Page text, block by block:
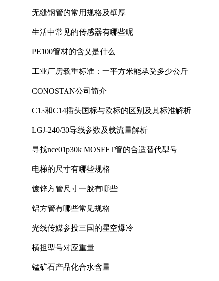
无缝钢管的常用规格及壁厚
生活中常见的传感器有哪些呢
PE100管材的含义是什么
工业厂房载重标准：一平方米能承受多少公斤
CONOSTAN公司简介
C13和C14插头国标与欧标的区别及其标准解析
LGJ-240/30导线参数及载流量解析
寻找nce01p30k MOSFET管的合适替代型号
电梯的尺寸有哪些规格
镀锌方管尺寸一般有哪些
铝方管有哪些常见规格
光线传媒参投三国的星空爆冷
横担型号对应重量
锰矿石产品化合水含量